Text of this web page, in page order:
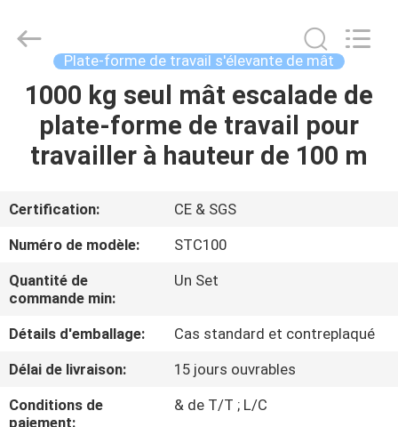
MAISON
PRODUITS
AU
SUJET
DE
NOUS
VISITE
suspendue
Supplier.
Construction
Machinery
Reserved.
Plate-forme de travail s'élevante de mât
1000 kg seul mât escalade de
plate-forme de travail pour
travailler à hauteur de 100 m
Certification:
CE & SGS
Numéro de modèle:
STC100
Quantité de
commande min:
Un Set
Détails d'emballage:
Cas standard et contreplaqué
Délai de livraison:
15 jours ouvrables
Conditions de
paiement:
& de T/T ; L/C